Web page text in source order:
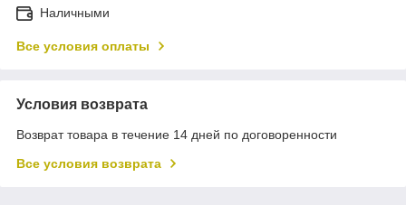
Наличными
Все условия оплаты
Условия возврата
Возврат товара в течение 14 дней по договоренности
Все условия возврата